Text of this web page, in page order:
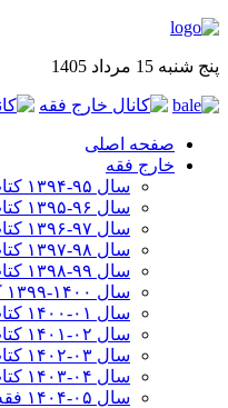
پنج شنبه 15 مرداد 1405
صفحه اصلی
خارج فقه
سال ۹۵-۱۳۹۴ کتاب اجاره
سال ۹۶-۱۳۹۵ کتاب اجاره
سال ۹۷-۱۳۹۶ کتاب قصاص
سال ۹۸-۱۳۹۷ کتاب قصاص
سال ۹۹-۱۳۹۸‍ کتاب قضا
سال ۱۴۰۰-۱۳۹۹ کتاب قضا
سال ۰۱-۱۴۰۰ کتاب قضا
سال ۰۲-۱۴۰۱ کتاب قضاء
سال ۰۳-۱۴۰۲ کتاب شهادات
سال ۰۴-۱۴۰۳ کتاب شهادات
سال ۰۵-۱۴۰۴ فقه العقود